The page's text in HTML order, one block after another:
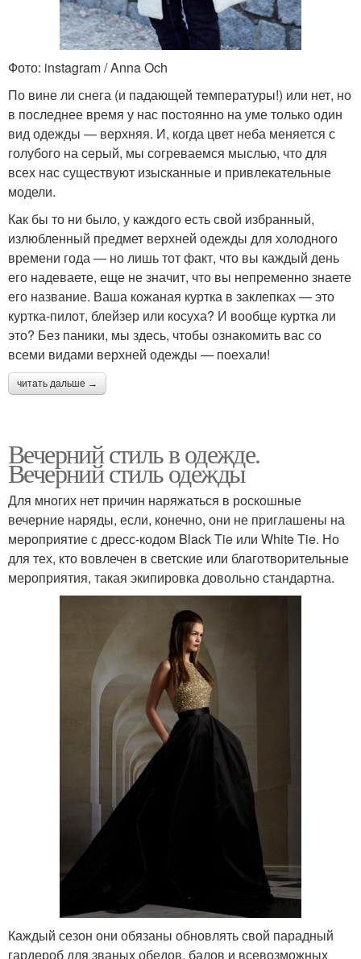
Фото: instagram / Anna Och
По вине ли снега (и падающей температуры!) или нет, но
в последнее время у нас постоянно на уме только один
вид одежды — верхняя. И, когда цвет неба меняется с
голубого на серый, мы согреваемся мыслью, что для
всех нас существуют изысканные и привлекательные
модели.
Как бы то ни было, у каждого есть свой избранный,
излюбленный предмет верхней одежды для холодного
времени года — но лишь тот факт, что вы каждый день
его надеваете, еще не значит, что вы непременно знаете
его название. Ваша кожаная куртка в заклепках — это
куртка-пилот, блейзер или косуха? И вообще куртка ли
это? Без паники, мы здесь, чтобы ознакомить вас со
всеми видами верхней одежды — поехали!
читать дальше →
Вечерний стиль в одежде.
Вечерний стиль одежды
Для многих нет причин наряжаться в роскошные
вечерние наряды, если, конечно, они не приглашены на
мероприятие с дресс-кодом Black Tie или White Tie. Но
для тех, кто вовлечен в светские или благотворительные
мероприятия, такая экипировка довольно стандартна.
Каждый сезон они обязаны обновлять свой парадный
гардероб для званых обедов, балов и всевозможных